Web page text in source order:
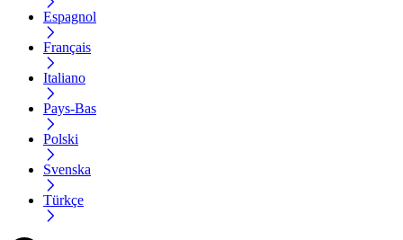
Espagnol
Français
Italiano
Pays-Bas
Polski
Svenska
Türkçe